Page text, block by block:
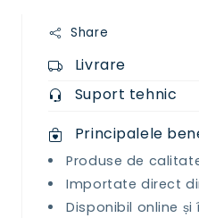
Share
Livrare
Suport tehnic
Principalele
Produse de
Importate direct
Disponibil online și